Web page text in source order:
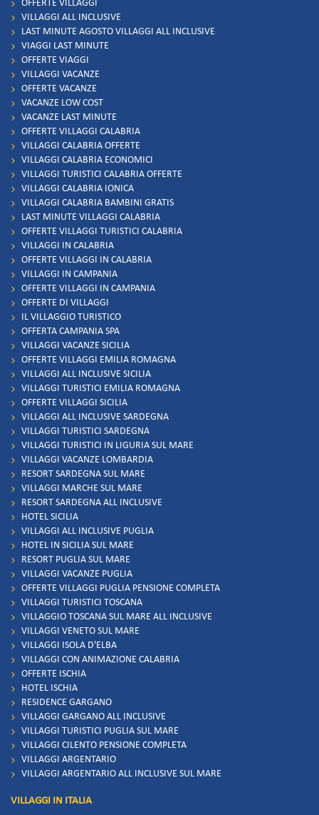
OFFERTE VILLAGGI
VILLAGGI ALL INCLUSIVE
LAST MINUTE AGOSTO VILLAGGI ALL INCLUSIVE
VIAGGI LAST MINUTE
OFFERTE VIAGGI
VILLAGGI VACANZE
OFFERTE VACANZE
VACANZE LOW COST
VACANZE LAST MINUTE
OFFERTE VILLAGGI CALABRIA
VILLAGGI CALABRIA OFFERTE
VILLAGGI CALABRIA ECONOMICI
VILLAGGI TURISTICI CALABRIA OFFERTE
VILLAGGI CALABRIA IONICA
VILLAGGI CALABRIA BAMBINI GRATIS
LAST MINUTE VILLAGGI CALABRIA
OFFERTE VILLAGGI TURISTICI CALABRIA
VILLAGGI IN CALABRIA
OFFERTE VILLAGGI IN CALABRIA
VILLAGGI IN CAMPANIA
OFFERTE VILLAGGI IN CAMPANIA
OFFERTE DI VILLAGGI
IL VILLAGGIO TURISTICO
OFFERTA CAMPANIA SPA
VILLAGGI VACANZE SICILIA
OFFERTE VILLAGGI EMILIA ROMAGNA
VILLAGGI ALL INCLUSIVE SICILIA
VILLAGGI TURISTICI EMILIA ROMAGNA
OFFERTE VILLAGGI SICILIA
VILLAGGI ALL INCLUSIVE SARDEGNA
VILLAGGI TURISTICI SARDEGNA
VILLAGGI TURISTICI IN LIGURIA SUL MARE
VILLAGGI VACANZE LOMBARDIA
RESORT SARDEGNA SUL MARE
VILLAGGI MARCHE SUL MARE
RESORT SARDEGNA ALL INCLUSIVE
HOTEL SICILIA
VILLAGGI ALL INCLUSIVE PUGLIA
HOTEL IN SICILIA SUL MARE
RESORT PUGLIA SUL MARE
VILLAGGI VACANZE PUGLIA
OFFERTE VILLAGGI PUGLIA PENSIONE COMPLETA
VILLAGGI TURISTICI TOSCANA
VILLAGGIO TOSCANA SUL MARE ALL INCLUSIVE
VILLAGGI VENETO SUL MARE
VILLAGGI ISOLA D'ELBA
VILLAGGI CON ANIMAZIONE CALABRIA
OFFERTE ISCHIA
HOTEL ISCHIA
RESIDENCE GARGANO
VILLAGGI GARGANO ALL INCLUSIVE
VILLAGGI TURISTICI PUGLIA SUL MARE
VILLAGGI CILENTO PENSIONE COMPLETA
VILLAGGI ARGENTARIO
VILLAGGI ARGENTARIO ALL INCLUSIVE SUL MARE
VILLAGGI IN ITALIA